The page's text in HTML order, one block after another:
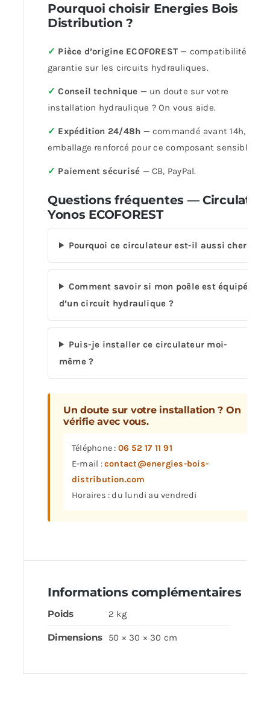
Pourquoi choisir Energies Bois
Distribution ?
✓ Pièce d’origine ECOFOREST — compatibilité
garantie sur les circuits hydrauliques.
✓ Conseil technique — un doute sur votre
installation hydraulique ? On vous aide.
✓ Expédition 24/48h — commandé avant 14h,
emballage renforcé pour ce composant sensible.
✓ Paiement sécurisé — CB, PayPal.
Questions fréquentes —
Yonos ECOFOREST
Pourquoi ce circulateur est-il aussi cher ?
Comment savoir si mon poêle est équipé
d’un circuit hydraulique ?
Puis-je installer ce circulateur moi-
même ?
Un doute sur votre installation ? On
vérifie avec vous.
Téléphone : 06 52 17 11 91
E-mail :contact@energies-bois-
distribution.com
Horaires : du lundi au vendredi
Informations complémentaires
Poids 2 kg
Dimensions 50 × 30 × 30 cm